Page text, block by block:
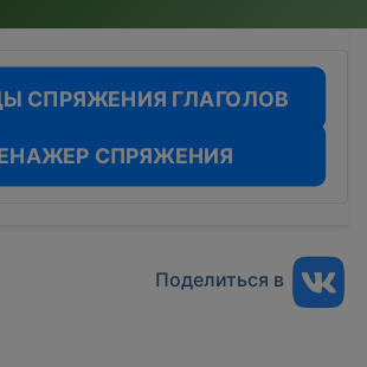
СПРЯЖЕНИЯ ГЛАГОЛОВ
СПРЯЖЕНИЯ
Поделиться в